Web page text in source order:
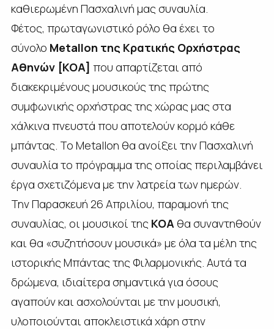
καθιερωμένη Πασχαλινή μας συναυλία.
Φέτος, πρωταγωνιστικό ρόλο θα έχει το
σύνολο Metallon της Κρατικής Ορχήστρας
Αθηνών [ΚΟΑ] που απαρτίζεται από
διακεκριμένους μουσικούς της πρώτης
συμφωνικής ορχήστρας της χώρας μας στα
χάλκινα πνευστά που αποτελούν κορμό κάθε
μπάντας. Το Metallon θα ανοίξει την Πασχαλινή
συναυλία το πρόγραμμα της οποίας περιλαμβάνει
έργα σχετιζόμενα με την λατρεία των ημερών.
Την Παρασκευή 26 Απριλίου, παραμονή της
συναυλίας, οι μουσικοί της ΚΟΑ θα συναντηθούν
και θα «συζητήσουν μουσικά» με όλα τα μέλη της
ιστορικής Μπάντας της Φιλαρμονικής. Αυτά τα
δρώμενα, ιδιαίτερα σημαντικά για όσους
αγαπούν και ασχολούνται με την μουσική,
υλοποιούνται αποκλειστικά χάρη στην